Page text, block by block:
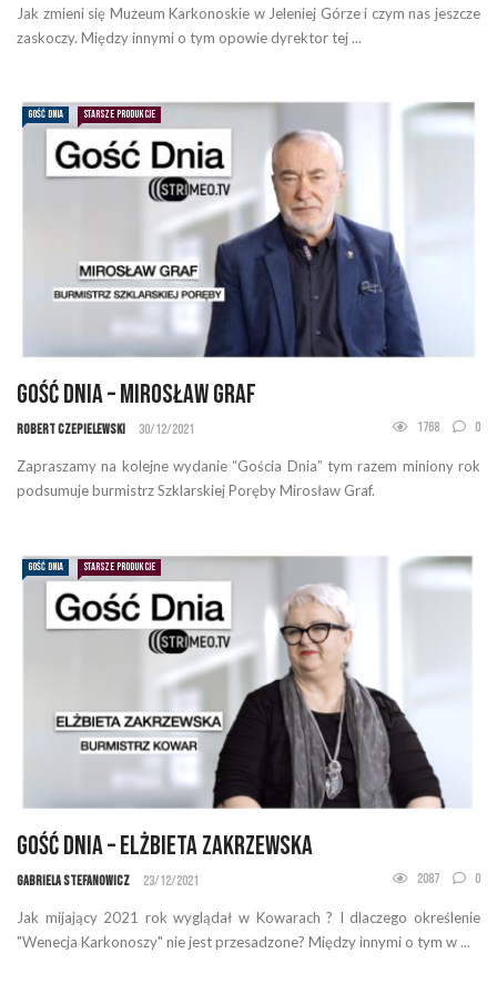
Jak zmieni się Muzeum Karkonoskie w Jeleniej Górze i czym nas jeszcze
zaskoczy. Między innymi o tym opowie dyrektor tej ...
GOŚĆ DNIA STARSZE PRODUKCJE
Gość Dnia – Mirosław Graf
Robert Czepielewski 30/12/2021 1768 0
Zapraszamy na kolejne wydanie “Gościa Dnia” tym razem miniony rok
podsumuje burmistrz Szklarskiej Poręby Mirosław Graf.
GOŚĆ DNIA STARSZE PRODUKCJE
Gość Dnia – Elżbieta Zakrzewska
Gabriela Stefanowicz 23/12/2021 2087 0
Jak mijający 2021 rok wyglądał w Kowarach ? I dlaczego określenie
"Wenecja Karkonoszy" nie jest przesadzone? Między innymi o tym w ...